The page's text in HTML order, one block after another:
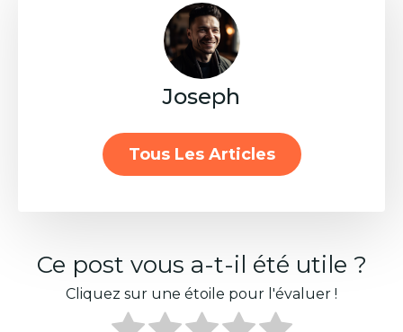
Joseph
Tous Les Articles
Ce post vous a-t-il été utile ?
Cliquez sur une étoile pour l'évaluer !